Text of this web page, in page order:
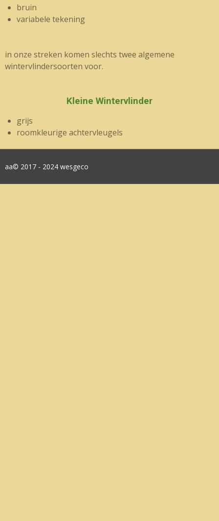
bruin
variabele tekening
in onze streken komen slechts twee algemene
wintervlindersoorten voor.
Kleine Wintervlinder
grijs
roomkleurige achtervleugels
aa© 2017 - 2024 wesgeco